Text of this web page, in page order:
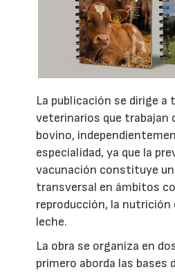
La publicación se dirige a
veterinarios que trabajan
bovino,
especialidad, ya que la
vacunación constituye
transversal en ámbitos
reproducción, la nutrición
leche.
La obra se organiza en
primero aborda las bases